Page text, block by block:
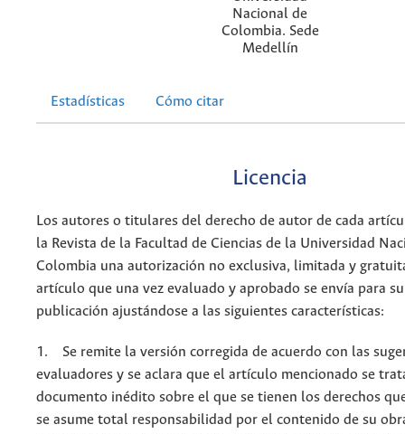
Nacional de
Colombia. Sede
Medellín
Estadísticas Cómo citar
Licencia
Los autores o titulares del derecho de autor de cada
la Revista de la Facultad de Ciencias de la Universidad
Colombia una autorización no exclusiva, limitada y
artículo que una vez evaluado y aprobado se envía para
publicación ajustándose a las siguientes características:
1. Se remite la versión corregida de acuerdo con las
evaluadores y se aclara que el artículo mencionado se
documento inédito sobre el que se tienen los derechos
se asume total responsabilidad por el contenido de su